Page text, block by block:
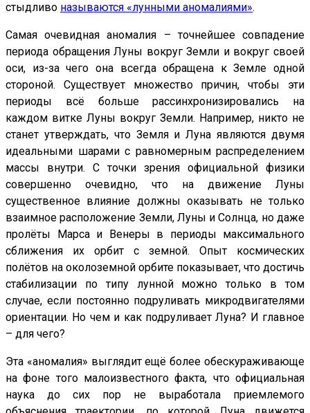
стыдливо называются «лунными аномалиями».
Самая очевидная аномалия – точнейшее совпадение
периода обращения Луны вокруг Земли и вокруг своей
оси, из-за чего она всегда обращена к Земле одной
стороной. Существует множество причин, чтобы эти
периоды всё больше рассинхронизировались на
каждом витке Луны вокруг Земли. Например, никто не
станет утверждать, что Земля и Луна являются двумя
идеальными шарами с равномерным распределением
массы внутри. С точки зрения официальной физики
совершенно очевидно, что на движение Луны
существенное влияние должны оказывать не только
взаимное расположение Земли, Луны и Солнца, но даже
пролёты Марса и Венеры в периоды максимального
сближения их орбит с земной. Опыт космических
полётов на околоземной орбите показывает, что достичь
стабилизации по типу лунной можно только в том
случае, если постоянно подруливать микродвигателями
ориентации. Но чем и как подруливает Луна? И главное
– для чего?
Эта «аномалия» выглядит ещё более обескураживающе
на фоне того малоизвестного факта, что официальная
наука до сих пор не выработала приемлемого